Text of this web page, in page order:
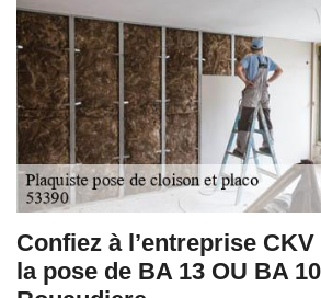
Confiez à l’entreprise
la pose de BA 13 OU BA